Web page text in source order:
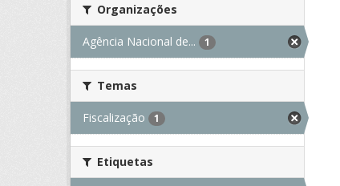
Organizações
Agência Nacional de... 1
Temas
Fiscalização 1
Etiquetas